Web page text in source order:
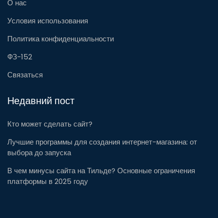
О нас
Условия использования
Политика конфиденциальности
ФЗ-152
Связаться
Недавний пост
Кто может сделать сайт?
Лучшие программы для создания интернет-магазина: от
выбора до запуска
В чем минусы сайта на Тильде? Основные ограничения
платформы в 2025 году